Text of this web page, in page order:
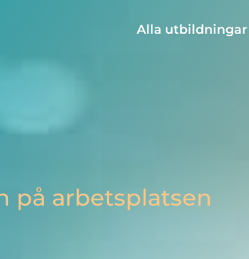
Alla utbildningar
på arbetsplatsen